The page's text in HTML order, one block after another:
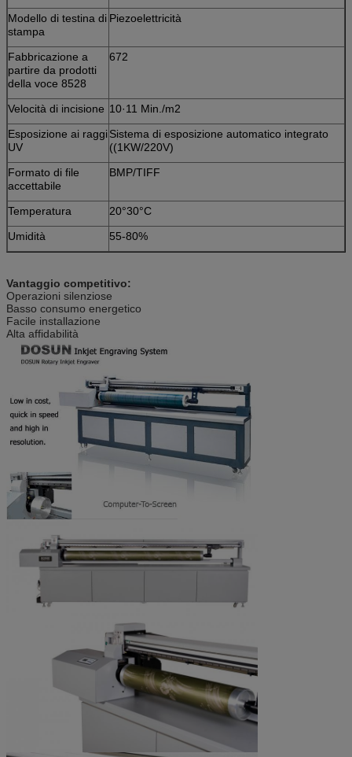
Modello di testina di
stampa
Piezoelettricità
Fabbricazione a
partire da prodotti
della voce 8528
672
Velocità di incisione 10·11 Min./m2
Esposizione ai raggi
UV
Sistema di esposizione automatico integrato
((1KW/220V)
Formato di file
accettabile
BMP/TIFF
Temperatura
20°30°C
Umidità
55-80%
Vantaggio competitivo:
Operazioni silenziose
Basso consumo energetico
Facile installazione
Alta affidabilità